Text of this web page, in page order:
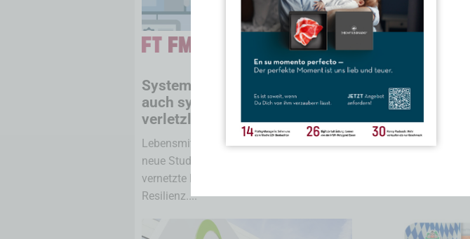
24.06.2026
Systemrelevant, aber
auch systemisch
verletzlich
Lebensmittelindustrie unter Druck: Eine
neue Studie der Funk Stiftung zeigt
vernetzte Risiken und Wege zu mehr
Resilienz....
VDF lobt Alois
Fernost-Reise
Japan- und
und
Fortschritte für den